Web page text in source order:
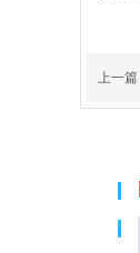
上一篇